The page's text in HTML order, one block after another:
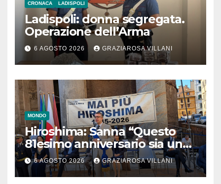
CRONACA LADISPOLI
Ladispoli: donna segregata.
Operazione dell’Arma
6 AGOSTO 2026 GRAZIAROSA VILLANI
MONDO
Hiroshima: Sanna “Questo
81esimo anniversario sia un
monito per tutti”
6 AGOSTO 2026 GRAZIAROSA VILLANI